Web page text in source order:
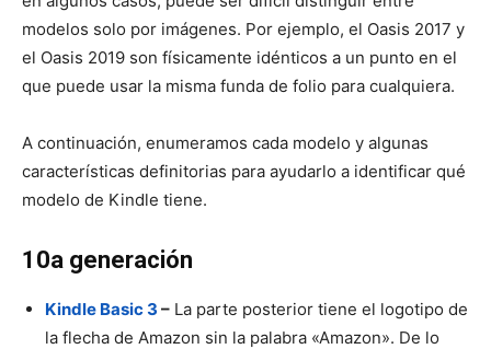
modelos solo por imágenes. Por ejemplo, el Oasis 2017 y
el Oasis 2019 son físicamente idénticos a un punto en el
que puede usar la misma funda de folio para cualquiera.
A continuación, enumeramos cada modelo y algunas
características definitorias para ayudarlo a identificar qué
modelo de Kindle tiene.
10a generación
Kindle Basic 3 – La parte posterior tiene el logotipo de
la flecha de Amazon sin la palabra «Amazon». De lo